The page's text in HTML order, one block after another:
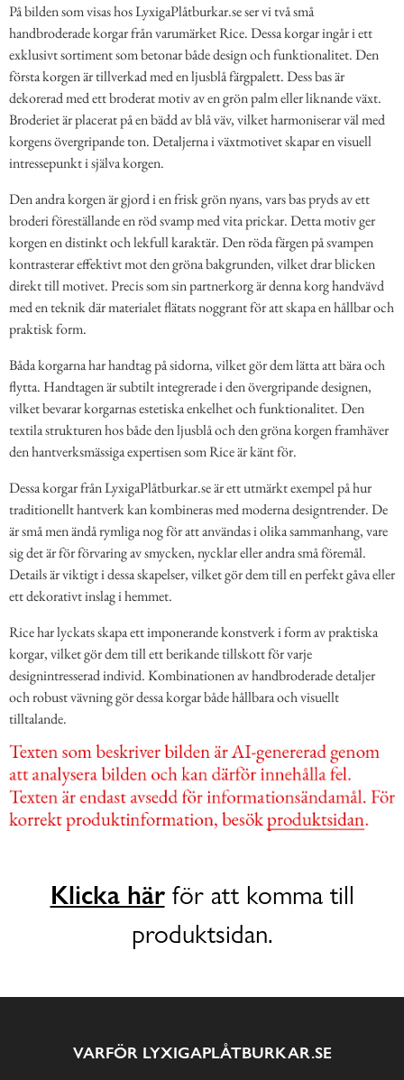
På bilden som visas hos LyxigaPlåtburkar.se ser vi två små
handbroderade korgar från varumärket Rice. Dessa korgar ingår i ett
exklusivt sortiment som betonar både design och funktionalitet. Den
första korgen är tillverkad med en ljusblå färgpalett. Dess bas är
dekorerad med ett broderat motiv av en grön palm eller liknande växt.
Broderiet är placerat på en bädd av blå väv, vilket harmoniserar väl med
korgens övergripande ton. Detaljerna i växtmotivet skapar en visuell
intressepunkt i själva korgen.
Den andra korgen är gjord i en frisk grön nyans, vars bas pryds av ett
broderi föreställande en röd svamp med vita prickar. Detta motiv ger
korgen en distinkt och lekfull karaktär. Den röda färgen på svampen
kontrasterar effektivt mot den gröna bakgrunden, vilket drar blicken
direkt till motivet. Precis som sin partnerkorg är denna korg handvävd
med en teknik där materialet flätats noggrant för att skapa en hållbar och
praktisk form.
Båda korgarna har handtag på sidorna, vilket gör dem lätta att bära och
flytta. Handtagen är subtilt integrerade i den övergripande designen,
vilket bevarar korgarnas estetiska enkelhet och funktionalitet. Den
textila strukturen hos både den ljusblå och den gröna korgen framhäver
den hantverksmässiga expertisen som Rice är känt för.
Dessa korgar från LyxigaPlåtburkar.se är ett utmärkt exempel på hur
traditionellt hantverk kan kombineras med moderna designtrender. De
är små men ändå rymliga nog för att användas i olika sammanhang, vare
sig det är för förvaring av smycken, nycklar eller andra små föremål.
Details är viktigt i dessa skapelser, vilket gör dem till en perfekt gåva eller
ett dekorativt inslag i hemmet.
Rice har lyckats skapa ett imponerande konstverk i form av praktiska
korgar, vilket gör dem till ett berikande tillskott för varje
designintresserad individ. Kombinationen av handbroderade detaljer
och robust vävning gör dessa korgar både hållbara och visuellt
tilltalande.
Klicka härför att komma till
produktsidan.
VARFÖR LYXIGAPLÅTBURKAR.SE